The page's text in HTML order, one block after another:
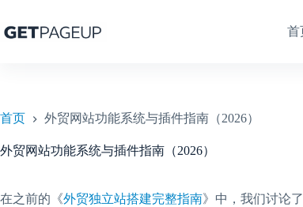
至
内
首
首页 外贸网站功能系统与插件指南（2026）
外贸网站功能系统与插件指南（2026）
在之前的《外贸独立站搭建完整指南》中，我们讨论